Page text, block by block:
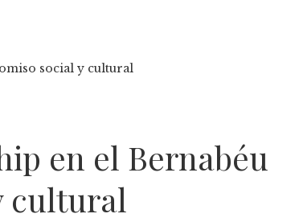
social y cultural
en el Bernabéu
cultural